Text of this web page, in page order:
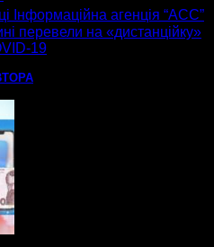
Інформаційна агенція “АСС”
перевели на «дистанційку»
19